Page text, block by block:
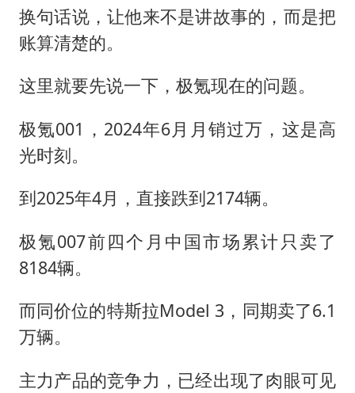
换句话说，让他来不是讲故事的，而是把
账算清楚的。
这里就要先说一下，极氪现在的问题。
极氪001，2024年6月月销过万，这是高
光时刻。
到2025年4月，直接跌到2174辆。
极氪007前四个月中国市场累计只卖了
8184辆。
而同价位的特斯拉Model 3，同期卖了6.1
万辆。
主力产品的竞争力，已经出现了肉眼可见